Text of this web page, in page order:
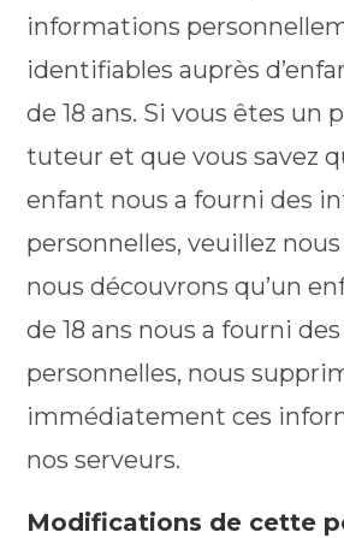
informations
identifiables auprès
de 18 ans. Si vous êtes un
tuteur et que vous savez
enfant nous a fourni des
personnelles, veuillez
nous découvrons qu’un
de 18 ans nous a fourni
personnelles, nous
immédiatement ces
nos serveurs.
Modifications de cette